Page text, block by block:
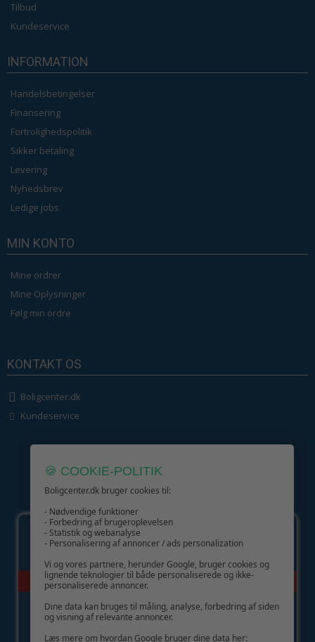
Tilbud
Kundeservice
INFORMATION
Handelsbetingelser
Finansering
Fortrolighedspolitik
Sikker betaling
Levering
Nyhedsbrev
Ledige jobs
MIN KONTO
Mine ordrer
Mine Oplysninger
Følg min ordre
KONTAKT OS
Boligcenter.dk
Kundeservice
GIV GLÆDE MED ET GAVEKORT!
🍪 COOKIE-POLITIK
Boligcenter.dk bruger cookies til:
- Nødvendige funktioner
- Forbedring af brugeroplevelsen
- Statistik og webanalyse
- Personalisering af annoncer / ads personalization
Vi og vores partnere, herunder Google, bruger cookies og
lignende teknologier til både personaliserede og ikke-
personaliserede annoncer.
Dine data kan bruges til måling, analyse, forbedring af siden
og visning af relevante annoncer.
Læs mere om hvordan Google bruger dine data her: